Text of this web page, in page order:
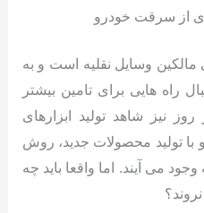
از سرقت خودرو
وسایل نقلیه است و به
راه هایی برای تامین بیشتر
نیز شاهد تولید ابزارهای
با تولید محصولات جدید، روش
می آیند. اما واقعا باید چه